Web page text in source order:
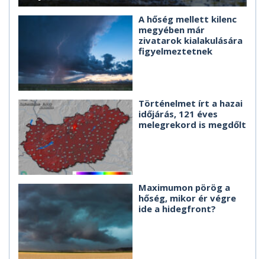
A hőség mellett kilenc
megyében már
zivatarok kialakulására
figyelmeztetnek
Történelmet írt a hazai
időjárás, 121 éves
melegrekord is megdőlt
Maximumon pörög a
hőség, mikor ér végre
ide a hidegfront?